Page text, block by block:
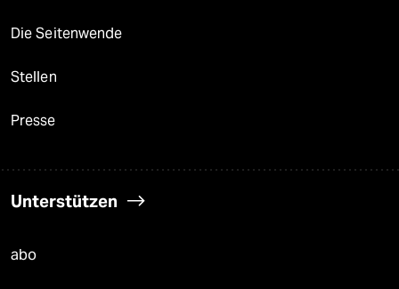
Die Seitenwende
Stellen
Presse
Unterstützen
abo